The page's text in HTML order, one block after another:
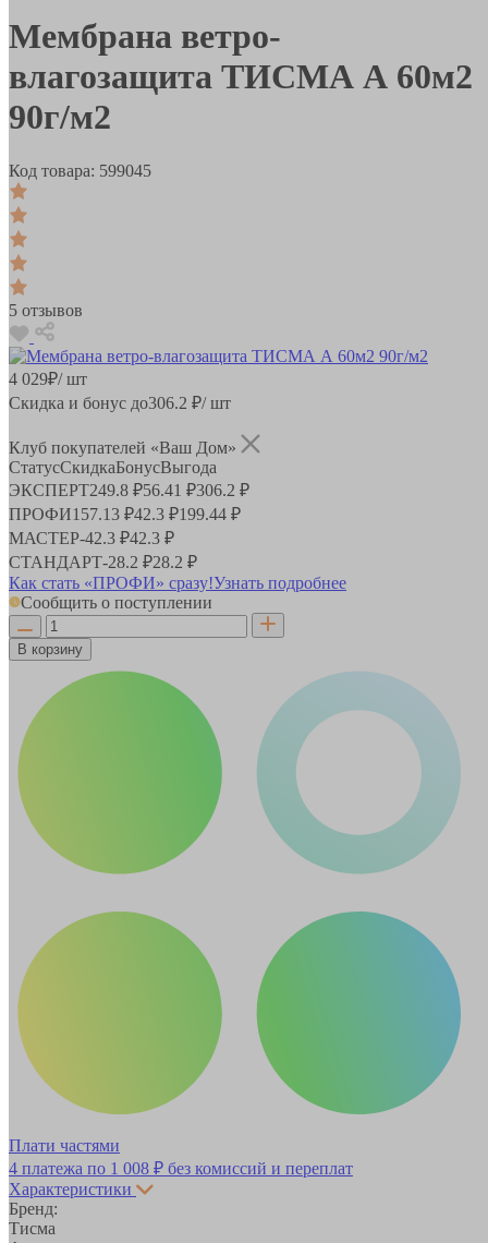
Мембрана ветро-
влагозащита ТИСМА А 60м2
90г/м2
Код товара: 599045
5 отзывов
4 029₽/ шт
Скидка и бонус до306.2 ₽/ шт
Клуб покупателей «Ваш Дом»
СтатусСкидкаБонусВыгода
ЭКСПЕРТ249.8 ₽56.41 ₽306.2 ₽
ПРОФИ157.13 ₽42.3 ₽199.44 ₽
МАСТЕР-42.3 ₽42.3 ₽
СТАНДАРТ-28.2 ₽28.2 ₽
Как стать «ПРОФИ» сразу!Узнать подробнее
Сообщить о поступлении
В корзину
Плати частями
4 платежа по 1 008 ₽ без комиссий и переплат
Характеристики
Бренд:
Тисма